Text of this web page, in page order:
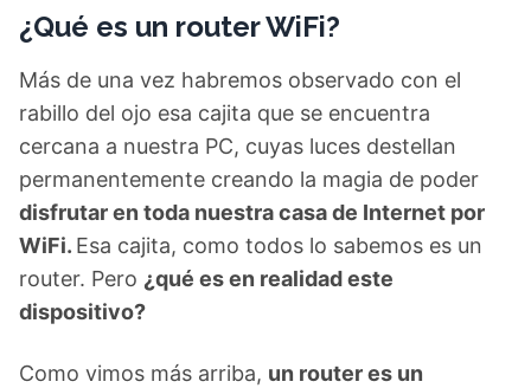
¿Qué es un router WiFi?
Más de una vez habremos observado con el
rabillo del ojo esa cajita que se encuentra
cercana a nuestra PC, cuyas luces destellan
permanentemente creando la magia de poder
disfrutar en toda nuestra casa de Internet por
WiFi. Esa cajita, como todos lo sabemos es un
router. Pero ¿qué es en realidad este
dispositivo?
Como vimos más arriba, un router es un